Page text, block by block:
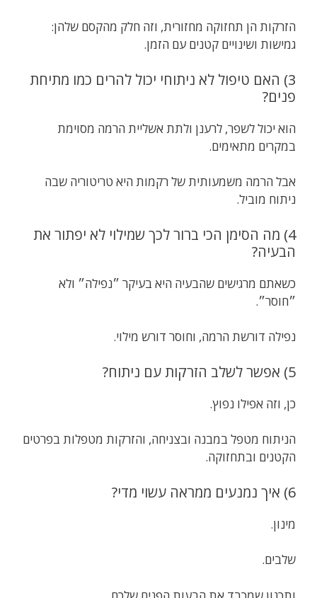
הזרקות הן תחזוקה מחזורית, וזה חלק מהקסם שלהן:
גמישות ושינויים קטנים עם הזמן.
3) האם טיפול לא ניתוחי יכול להרים כמו מתיחת
פנים?
הוא יכול לשפר, לרענן ולתת אשליית הרמה מסוימת
במקרים מתאימים.
אבל הרמה משמעותית של רקמות היא טריטוריה שבה
ניתוח מוביל.
4) מה הסימן הכי ברור לכך שמילוי לא יפתור את
הבעיה?
כשאתם מרגישים שהבעיה היא בעיקר ״נפילה״ ולא
״חוסר״.
נפילה דורשת הרמה, וחוסר דורש מילוי.
5) אפשר לשלב הזרקות עם ניתוח?
כן, וזה אפילו נפוץ.
הניתוח מטפל במבנה ובצניחה, והזרקות מטפלות בפרטים
הקטנים ובתחזוקה.
6) איך נמנעים ממראה עשוי מדי?
מינון.
שלבים.